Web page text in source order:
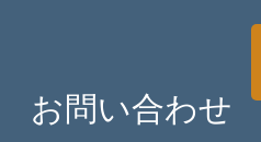
お問い合わせ